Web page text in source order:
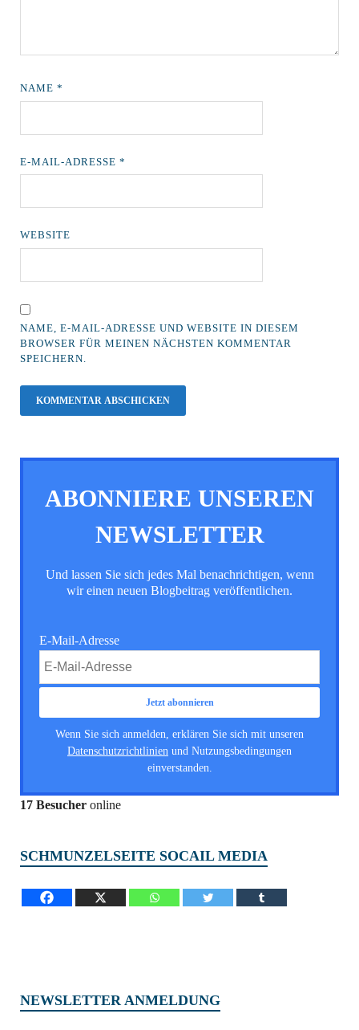
NAME*
E-MAIL-ADRESSE*
WEBSITE
NAME, E-MAIL-ADRESSE UND WEBSITE IN DIESEM
BROWSER FÜR MEINEN NÄCHSTEN KOMMENTAR
SPEICHERN.
ABONNIERE UNSEREN
NEWSLETTER
Und lassen Sie sich jedes Mal benachrichtigen, wenn
wir einen neuen Blogbeitrag veröffentlichen.
E-Mail-Adresse
Wenn Sie sich anmelden, erklären Sie sich mit unseren
Datenschutzrichtlinien und Nutzungsbedingungen
einverstanden.
17 Besucher online
SCHMUNZELSEITE SOCAIL MEDIA
NEWSLETTER ANMELDUNG